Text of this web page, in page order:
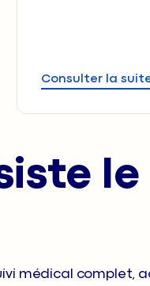
Consulter la
médical complet,